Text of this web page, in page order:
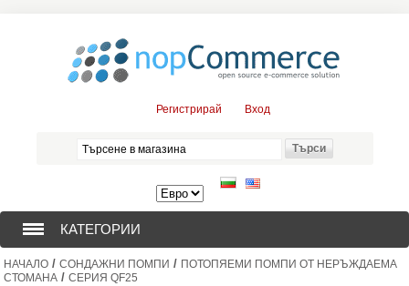
Регистрирай Вход
КАТЕГОРИИ
СОНДАЖНИ ПОМПИ (376)
НАЧАЛО / СОНДАЖНИ ПОМПИ / ПОТОПЯЕМИ ПОМПИ ОТ НЕРЪЖДАЕМА
СТОМАНА / СЕРИЯ QF25